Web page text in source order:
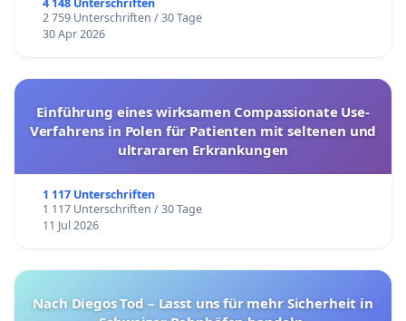
2 759 Unterschriften / 30 Tage
30 Apr 2026
Einführung eines wirksamen Compassionate Use-
Verfahrens in Polen für Patienten mit seltenen und
ultrararen Erkrankungen
1 117 Unterschriften
1 117 Unterschriften / 30 Tage
11 Jul 2026
Nach Diegos Tod – Lasst uns für mehr Sicherheit in